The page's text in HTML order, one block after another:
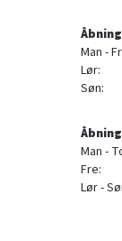
Man -
Lør:
Søn:
Man -
Fre:
Lør -